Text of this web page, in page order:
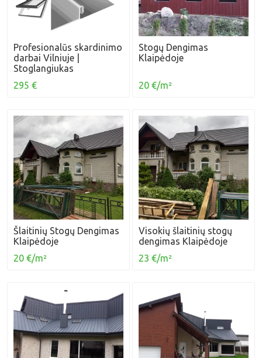
Profesionalūs skardinimo
darbai Vilniuje |
Stoglangiukas
295 €
Stogų Dengimas
Klaipėdoje
20 €/m²
Šlaitinių Stogų Dengimas
Klaipėdoje
20 €/m²
Visokių šlaitinių stogų
dengimas Klaipėdoje
23 €/m²